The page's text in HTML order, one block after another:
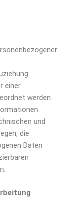
einer
werden
und
die
Daten